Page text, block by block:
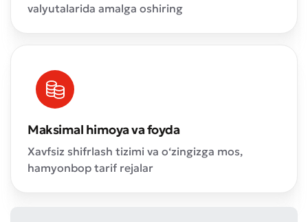
valyutalarida amalga oshiring
Maksimal himoya va foyda
Xavfsiz shifrlash tizimi va o‘zingizga mos,
hamyonbop tarif rejalar